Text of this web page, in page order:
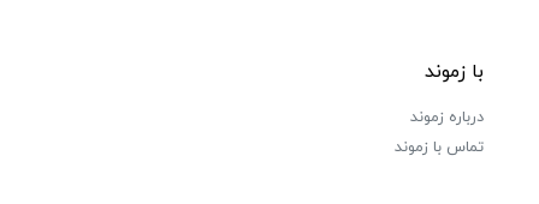
با زموند
درباره زموند
تماس با زموند